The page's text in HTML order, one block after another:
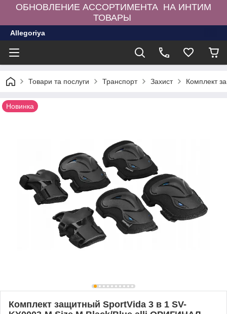
ОБНОВЛЕНИЕ АССОРТИМЕНТА НА ИНТИМ
ТОВАРЫ
Allegoriya
Товари та послуги Транспорт Захист Комплект
Новинка
Комплект защитный SportVida 3 в 1 SV-